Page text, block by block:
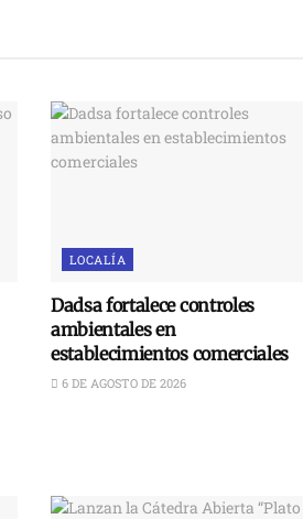
LOCALÍA
Dadsa fortalece controles
ambientales en
establecimientos comerciales
6 DE AGOSTO DE 2026